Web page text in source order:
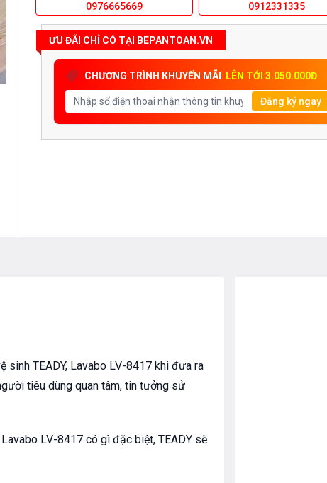
0976665669 0912331335
ƯU ĐÃI CHỈ CÓ TẠI BEPANTOAN.VN
CHƯƠNG TRÌNH KHUYẾN MÃI LÊN TỚI 3.050.000Đ
Đăng ký ngay
sinh TEADY, Lavabo LV-8417 khi đưa ra
tiêu dùng quan tâm, tin tưởng sử
LV-8417 có gì đặc biệt, TEADY sẽ